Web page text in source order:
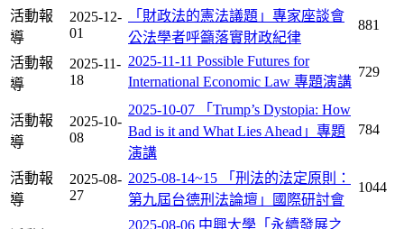
活動報
導
2025-12-
01
「財政法的憲法議題」專家座談會
公法學者呼籲落實財政紀律
881
活動報
導
2025-11-
18
2025-11-11 Possible Futures for
International Economic Law 專題演講
729
活動報
導
2025-10-
08
2025-10-07 「Trump’s Dystopia: How
Bad is it and What Lies Ahead」專題
演講
784
活動報
導
2025-08-
27
2025-08-14~15 「刑法的法定原則：
第九屆台德刑法論壇」國際研討會
1044
2025-08-06 中興大學「永續發展之